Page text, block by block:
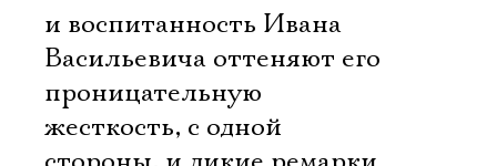
и воспитанность Ивана
Васильевича оттеняют его
проницательную
жесткость, с одной